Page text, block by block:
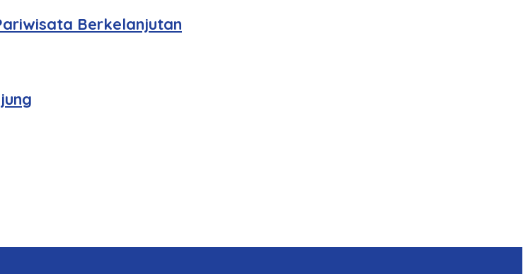
Berkelanjutan